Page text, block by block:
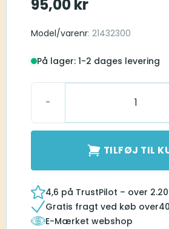
95,00kr
Model/varenr: 21432300
På lager: 1-2 dages levering
Surefit 3 (SF3) Tulip Kuppel
TILFØJ TIL
4,6 på TrustPilot – over
Gratis fragt ved køb over
E-Mærket webshop